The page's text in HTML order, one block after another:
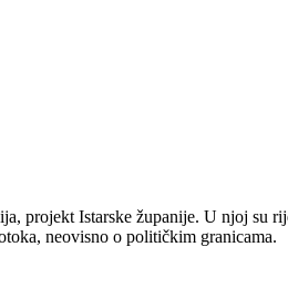
projekt Istarske županije. U njoj su
neovisno o političkim granicama.